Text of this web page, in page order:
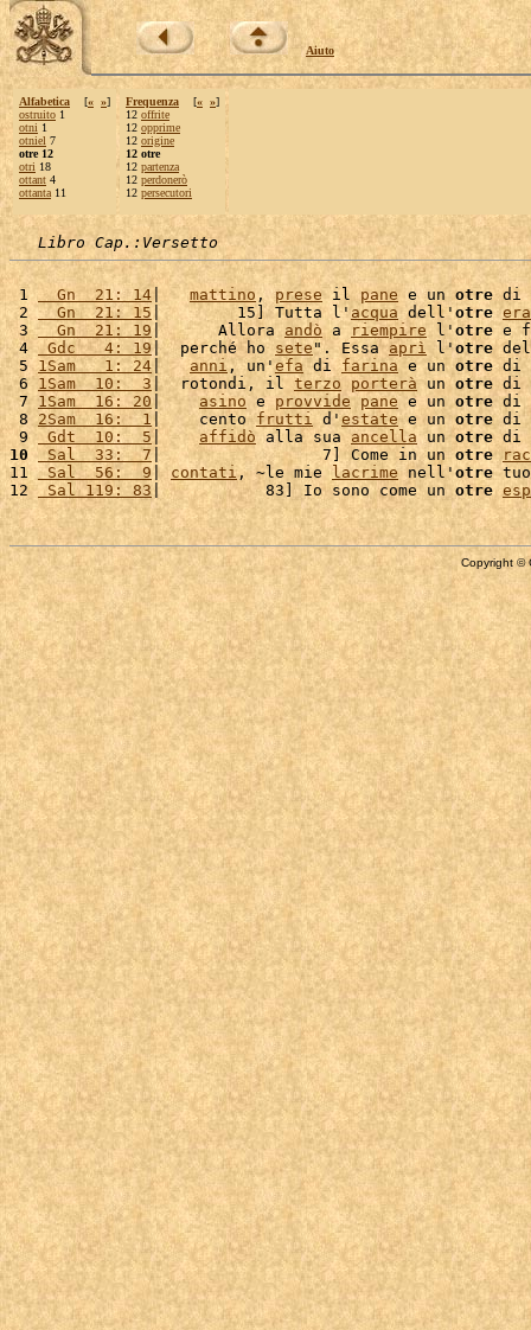
Aiuto
Alfabetica [« »]
ostruito 1
otni 1
otniel 7
otre 12
otri 18
ottant 4
ottanta 11
Frequenza [« »]
12 offrite
12 opprime
12 origine
12 otre
12 partenza
12 perdonerò
12 persecutori
Libro Cap.:Versetto
1
  Gn  21: 14
| mattino , prese il pane e un otre di
2
  Gn  21: 15
|        15] Tutta l'acqua dell' otre era
3
  Gn  21: 19
|      Allora andò a riempire l' otre e
4
Gdc   4: 19|  perché ho sete". Essa aprì l'otre
5 1Sam   1: 24 | anni, un'efa di farina e un otre di
6 1Sam  10:  3 |  rotondi, il terzo porterà un otre di
7 1Sam  16: 20| asino e provvide pane e un otre di
8 2Sam  16:  1 |    cento frutti d' estate e un otre di
9 Gdt  10:  5| affidò alla sua ancella un otre di
10
Sal  33:  7 |                 7] Come in un otre
11 Sal  56:  9 | contati, ~le mie lacrime nell' otre
12
Sal 119: 83 |           83] Io sono come un otre
Copyright ©